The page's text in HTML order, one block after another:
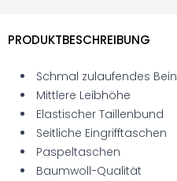
PRODUKTBESCHREIBUNG
Schmal zulaufendes Bein
Mittlere Leibhöhe
Elastischer Taillenbund
Seitliche Eingrifftaschen
Paspeltaschen
Baumwoll-Qualität